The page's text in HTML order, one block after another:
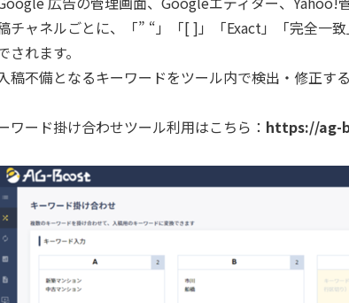
チャネルごとに、「” “」「[ ]」「Exact」「完全一
されます。
稿不備となるキーワードをツール内で検出・修正す
ワード掛け合わせツール利用はこちら： https://ag-